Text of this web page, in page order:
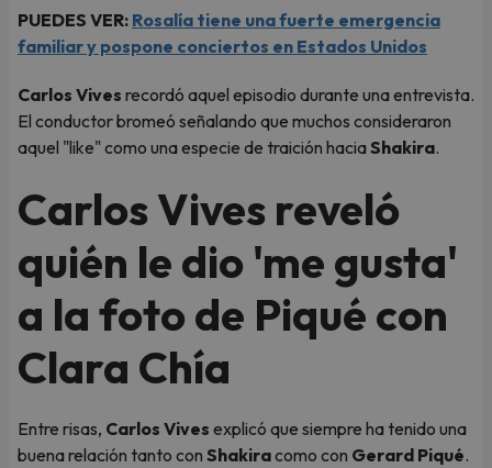
PUEDES VER: Rosalía tiene una fuerte emergencia
familiar y pospone conciertos en Estados Unidos
Carlos Vives recordó aquel episodio durante una entrevista.
El conductor bromeó señalando que muchos consideraron
aquel "like" como una especie de traición haciaShakira.
Carlos Vives reveló
quién le dio 'me gusta'
a la foto de Piqué con
Clara Chía
Entre risas, Carlos Vives explicó que siempre ha tenido una
buena relación tanto con Shakiracomo con Gerard Piqué.